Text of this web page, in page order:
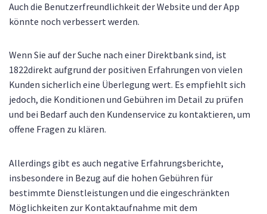
Auch die Benutzerfreundlichkeit der Website und der App
könnte noch verbessert werden.
Wenn Sie auf der Suche nach einer Direktbank sind, ist
1822direkt aufgrund der positiven Erfahrungen von vielen
Kunden sicherlich eine Überlegung wert. Es empfiehlt sich
jedoch, die Konditionen und Gebühren im Detail zu prüfen
und bei Bedarf auch den Kundenservice zu kontaktieren, um
offene Fragen zu klären.
Allerdings gibt es auch negative Erfahrungsberichte,
insbesondere in Bezug auf die hohen Gebühren für
bestimmte Dienstleistungen und die eingeschränkten
Möglichkeiten zur Kontaktaufnahme mit dem